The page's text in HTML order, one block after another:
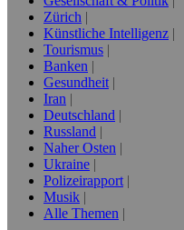
Zürich
Künstliche Intelligenz
Tourismus
Banken
Gesundheit
Iran
Deutschland
Russland
Naher Osten
Ukraine
Polizeirapport
Musik
Alle Themen